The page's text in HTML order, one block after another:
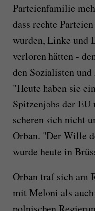
Parteienfamilie
dass rechte
wurden, Linke und
verloren hätten -
den Sozialisten
"Heute haben sie
Spitzenjobs der
scheren sich nicht
Orban. "Der Wille
wurde heute in
Orban traf sich am
mit Meloni als